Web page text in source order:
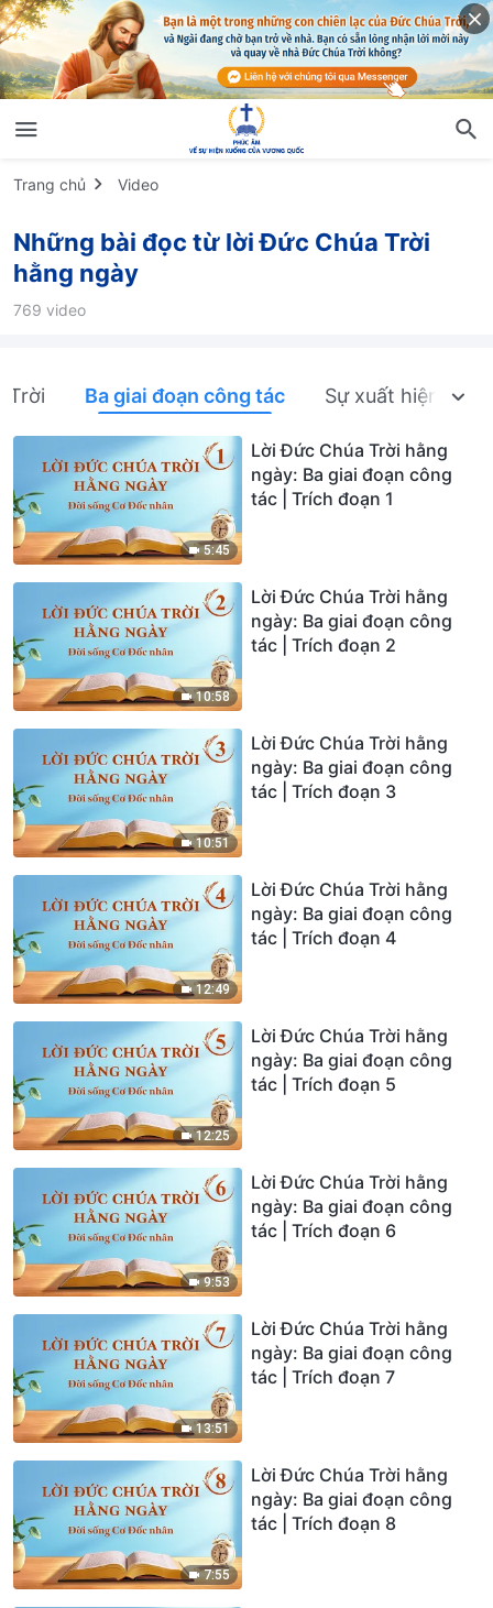
Trang chủ Video
Những bài đọc từ lời Đức Chúa Trời
hằng ngày
769 video
Trời Ba giai đoạn công tác Sự xuất hiện và
5:45
Lời Đức Chúa Trời hằng
ngày: Ba giai đoạn công
tác | Trích đoạn 1
10:58
Lời Đức Chúa Trời hằng
ngày: Ba giai đoạn công
tác | Trích đoạn 2
10:51
Lời Đức Chúa Trời hằng
ngày: Ba giai đoạn công
tác | Trích đoạn 3
12:49
Lời Đức Chúa Trời hằng
ngày: Ba giai đoạn công
tác | Trích đoạn 4
12:25
Lời Đức Chúa Trời hằng
ngày: Ba giai đoạn công
tác | Trích đoạn 5
9:53
Lời Đức Chúa Trời hằng
ngày: Ba giai đoạn công
tác | Trích đoạn 6
13:51
Lời Đức Chúa Trời hằng
ngày: Ba giai đoạn công
tác | Trích đoạn 7
7:55
Lời Đức Chúa Trời hằng
ngày: Ba giai đoạn công
tác | Trích đoạn 8